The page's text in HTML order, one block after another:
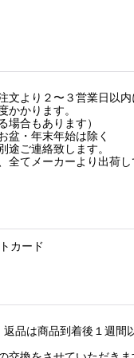
文より２〜３営業日以
かかります。
場合もあります）
盆・年末年始は除く
ご連絡致します。
全てメーカーより出荷
カード
品は商品到着後１週間